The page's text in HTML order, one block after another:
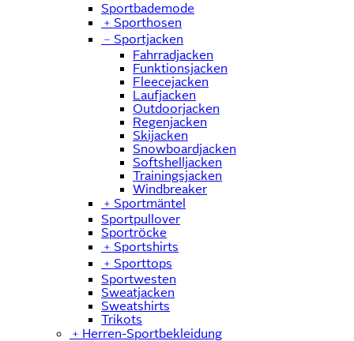
Sportbademode
﹢ Sporthosen
﹣ Sportjacken
Fahrradjacken
Funktionsjacken
Fleecejacken
Laufjacken
Outdoorjacken
Regenjacken
Skijacken
Snowboardjacken
Softshelljacken
Trainingsjacken
Windbreaker
﹢ Sportmäntel
Sportpullover
Sportröcke
﹢ Sportshirts
﹢ Sporttops
Sportwesten
Sweatjacken
Sweatshirts
Trikots
﹢ Herren-Sportbekleidung